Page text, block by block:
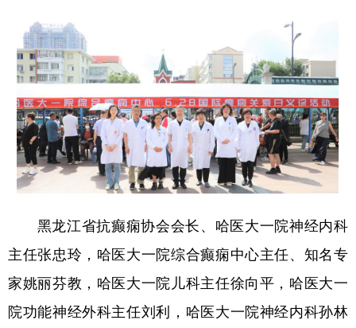
黑龙江省抗癫痫协会会长、哈医大一院神经内科
主任张忠玲，哈医大一院综合癫痫中心主任、知名专
家姚丽芬教，哈医大一院儿科主任徐向平，哈医大一
院功能神经外科主任刘利，哈医大一院神经内科孙林